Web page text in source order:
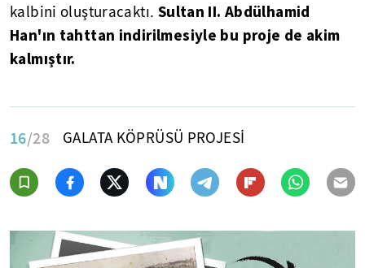
kalbini oluşturacaktı. Sultan II. Abdülhamid
Han'ın tahttan indirilmesiyle bu proje de akim
kalmıştır.
16/28 GALATA KÖPRÜSÜ PROJESİ